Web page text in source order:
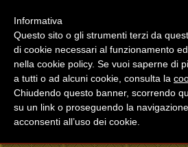
Informativa
Questo sito o gli strumenti terzi da
di cookie necessari al funzionamento
nella cookie policy. Se vuoi saperne di
a tutti o ad alcuni cookie, consulta la
Chiudendo questo banner, scorrendo
su un link o proseguendo la
acconsenti all’uso dei cookie.